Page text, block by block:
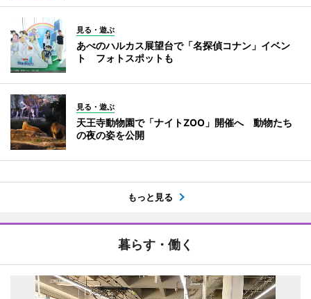
見る・遊ぶ
あべのハルカス展望台で「名探偵コナン」イベン
ト フォトスポットも
見る・遊ぶ
天王寺動物園で「ナイトZOO」開催へ 動物たち
の夜の姿を公開
もっと見る
暮らす・働く